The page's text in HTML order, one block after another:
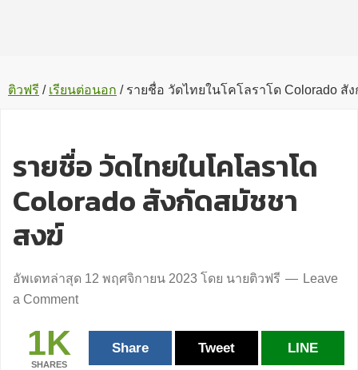
ติวฟรี / เรียนต่อนอก /รายชื่อ วัดไทยในโคโลราโด Colorado สั
รายชื่อ วัดไทยในโคโลราโด
Colorado สังกัดสมัชชา
สงฆ์
อัพเดทล่าสุด 12 พฤศจิกายน 2023 โดย นายติวฟรี
Leave
a Comment
1K
SHARES
Share Tweet LINE